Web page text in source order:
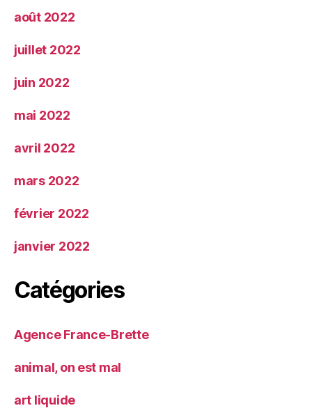
août 2022
juillet 2022
juin 2022
mai 2022
avril 2022
mars 2022
février 2022
janvier 2022
Catégories
Agence France-Brette
animal, on est mal
art liquide